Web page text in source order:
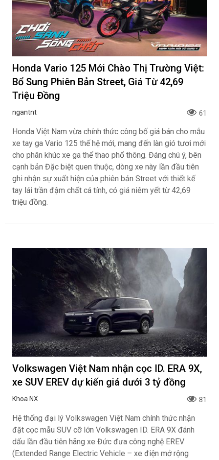
Honda Vario 125 Mới Chào Thị Trường Việt:
Bổ Sung Phiên Bản Street, Giá Từ 42,69
Triệu Đồng
ngantnt 61
Honda Việt Nam vừa chính thức công bố giá bán cho mẫu
xe tay ga Vario 125 thế hệ mới, mang đến làn gió tươi mới
cho phân khúc xe ga thể thao phổ thông. Đáng chú ý, bên
cạnh bản Đặc biệt quen thuộc, dòng xe này lần đầu tiên
ghi nhận sự xuất hiện của phiên bản Street với thiết kế
tay lái trần đậm chất cá tính, có giá niêm yết từ 42,69
triệu đồng.
Volkswagen Việt Nam nhận cọc ID. ERA 9X,
xe SUV EREV dự kiến giá dưới 3 tỷ đồng
Khoa NX 81
Hệ thống đại lý Volkswagen Việt Nam chính thức nhận
đặt cọc mẫu SUV cỡ lớn Volkswagen ID. ERA 9X đánh
dấu lần đầu tiên hãng xe Đức đưa công nghệ EREV
(Extended Range Electric Vehicle – xe điện mở rộng